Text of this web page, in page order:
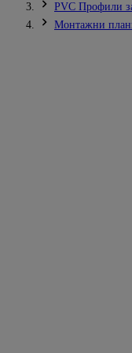
PVC Профили
Монтажни